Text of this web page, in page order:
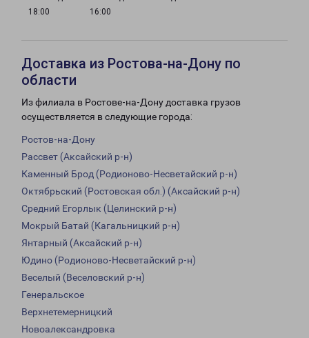
18:00
16:00
Доставка из Ростова-на-Дону по
области
Из филиала в Ростове-на-Дону доставка грузов
осуществляется в следующие города:
Ростов-на-Дону
Рассвет (Аксайский р-н)
Каменный Брод (Родионово-Несветайский р-н)
Октябрьский (Ростовская обл.) (Аксайский р-н)
Средний Егорлык (Целинский р-н)
Мокрый Батай (Кагальницкий р-н)
Янтарный (Аксайский р-н)
Юдино (Родионово-Несветайский р-н)
Веселый (Веселовский р-н)
Генеральское
Верхнетемерницкий
Новоалександровка